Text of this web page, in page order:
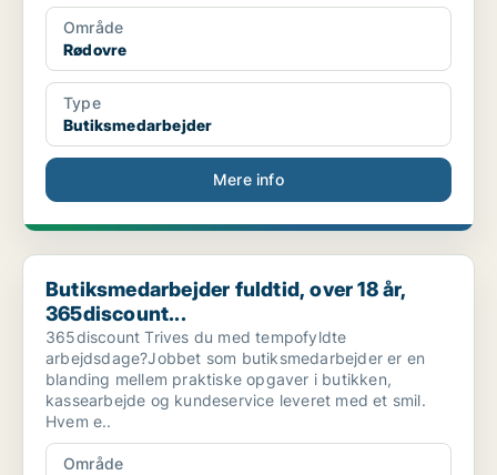
Område
Rødovre
Type
Butiksmedarbejder
Mere info
Butiksmedarbejder fuldtid, over 18 år, 365discount...
Butiksmedarbejder fuldtid, over 18 år,
365discount...
365discount Trives du med tempofyldte
arbejdsdage?Jobbet som butiksmedarbejder er en
blanding mellem praktiske opgaver i butikken,
kassearbejde og kundeservice leveret med et smil.
Hvem e..
Område